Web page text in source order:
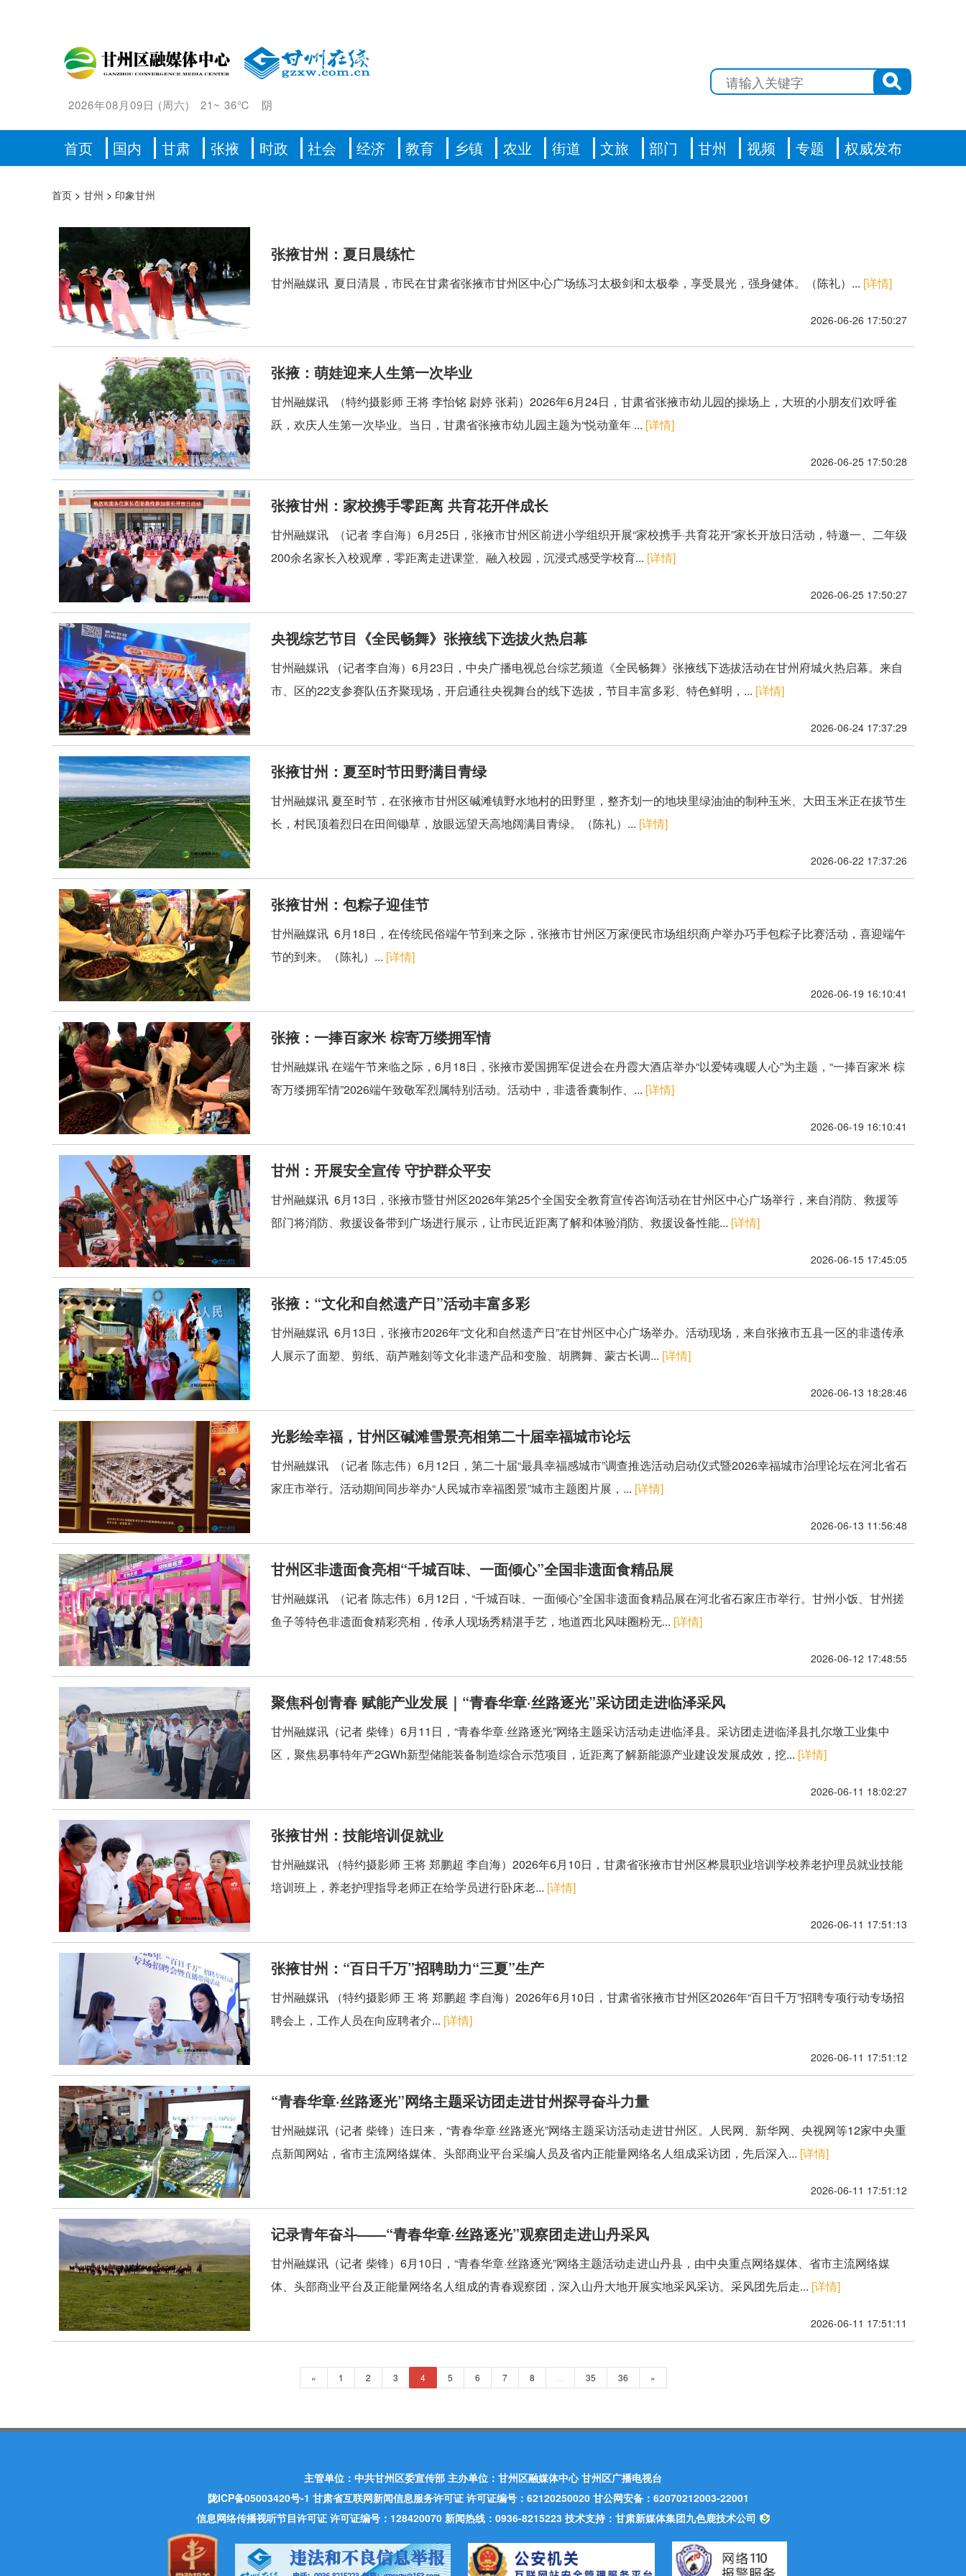
2026年08月09日 (周六) 21~ 36℃ 阴
首页 国内 甘肃 张掖 时政 社会 经济 教育 乡镇 农业 街道 文旅 部门 甘州 视频 专题 权威发布
首页 > 甘州 > 印象甘州
张掖甘州：夏日晨练忙
甘州融媒讯 夏日清晨，市民在甘肃省张掖市甘州区中心广场练习太极剑和太极拳，享受晨光，强身健体。（陈礼）... [详情]
2026-06-26 17:50:27
张掖：萌娃迎来人生第一次毕业
甘州融媒讯 （特约摄影师 王将 李怡铭 尉婷 张莉）2026年6月24日，甘肃省张掖市幼儿园的操场上，大班的小朋友们欢呼雀
跃，欢庆人生第一次毕业。当日，甘肃省张掖市幼儿园主题为“悦动童年 ... [详情]
2026-06-25 17:50:28
张掖甘州：家校携手零距离 共育花开伴成长
甘州融媒讯 （记者 李自海）6月25日，张掖市甘州区前进小学组织开展“家校携手·共育花开”家长开放日活动，特邀一、二年级
200余名家长入校观摩，零距离走进课堂、融入校园，沉浸式感受学校育... [详情]
2026-06-25 17:50:27
央视综艺节目《全民畅舞》张掖线下选拔火热启幕
甘州融媒讯 （记者李自海）6月23日，中央广播电视总台综艺频道《全民畅舞》张掖线下选拔活动在甘州府城火热启幕。来自
市、区的22支参赛队伍齐聚现场，开启通往央视舞台的线下选拔，节目丰富多彩、特色鲜明，... [详情]
2026-06-24 17:37:29
张掖甘州：夏至时节田野满目青绿
甘州融媒讯 夏至时节，在张掖市甘州区碱滩镇野水地村的田野里，整齐划一的地块里绿油油的制种玉米、大田玉米正在拔节生
长，村民顶着烈日在田间锄草，放眼远望天高地阔满目青绿。（陈礼）... [详情]
2026-06-22 17:37:26
​张掖甘州：包粽子迎佳节
甘州融媒讯 6月18日，在传统民俗端午节到来之际，张掖市甘州区万家便民市场组织商户举办巧手包粽子比赛活动，喜迎端午
节的到来。（陈礼）... [详情]
2026-06-19 16:10:41
张掖：一捧百家米 棕寄万缕拥军情
甘州融媒讯 在端午节来临之际，6月18日，张掖市爱国拥军促进会在丹霞大酒店举办“以爱铸魂暖人心”为主题，“一捧百家米 棕
寄万缕拥军情”2026端午致敬军烈属特别活动。活动中，非遗香囊制作、... [详情]
2026-06-19 16:10:41
甘州：开展安全宣传 守护群众平安
甘州融媒讯 6月13日，张掖市暨甘州区2026年第25个全国安全教育宣传咨询活动在甘州区中心广场举行，来自消防、救援等
部门将消防、救援设备带到广场进行展示，让市民近距离了解和体验消防、救援设备性能... [详情]
2026-06-15 17:45:05
张掖：“文化和自然遗产日”活动丰富多彩
甘州融媒讯 6月13日，张掖市2026年“文化和自然遗产日”在甘州区中心广场举办。活动现场，来自张掖市五县一区的非遗传承
人展示了面塑、剪纸、葫芦雕刻等文化非遗产品和变脸、胡腾舞、蒙古长调... [详情]
2026-06-13 18:28:46
光影绘幸福，甘州区碱滩雪景亮相第二十届幸福城市论坛
甘州融媒讯 （记者 陈志伟）6月12日，第二十届“最具幸福感城市”调查推选活动启动仪式暨2026幸福城市治理论坛在河北省石
家庄市举行。活动期间同步举办“人民城市幸福图景”城市主题图片展，... [详情]
2026-06-13 11:56:48
甘州区非遗面食亮相“千城百味、一面倾心”全国非遗面食精品展
甘州融媒讯 （记者 陈志伟）6月12日，“千城百味、一面倾心”全国非遗面食精品展在河北省石家庄市举行。甘州小饭、甘州搓
鱼子等特色非遗面食精彩亮相，传承人现场秀精湛手艺，地道西北风味圈粉无... [详情]
2026-06-12 17:48:55
聚焦科创青春 赋能产业发展｜“青春华章·丝路逐光”采访团走进临泽采风
甘州融媒讯（记者 柴锋）6月11日，“青春华章·丝路逐光”网络主题采访活动走进临泽县。采访团走进临泽县扎尔墩工业集中
区，聚焦易事特年产2GWh新型储能装备制造综合示范项目，近距离了解新能源产业建设发展成效，挖... [详情]
2026-06-11 18:02:27
张掖甘州：技能培训促就业
甘州融媒讯 （特约摄影师 王将 郑鹏超 李自海）2026年6月10日，甘肃省张掖市甘州区桦晨职业培训学校养老护理员就业技能
培训班上，养老护理指导老师正在给学员进行卧床老... [详情]
2026-06-11 17:51:13
张掖甘州：“百日千万”招聘助力“三夏”生产
甘州融媒讯 （特约摄影师 王 将 郑鹏超 李自海）2026年6月10日，甘肃省张掖市甘州区2026年“百日千万”招聘专项行动专场招
聘会上，工作人员在向应聘者介... [详情]
2026-06-11 17:51:12
“青春华章·丝路逐光”网络主题采访团走进甘州探寻奋斗力量
甘州融媒讯（记者 柴锋）连日来，“青春华章·丝路逐光”网络主题采访活动走进甘州区。人民网、新华网、央视网等12家中央重
点新闻网站，省市主流网络媒体、头部商业平台采编人员及省内正能量网络名人组成采访团，先后深入... [详情]
2026-06-11 17:51:12
记录青年奋斗——“青春华章·丝路逐光”观察团走进山丹采风
甘州融媒讯（记者 柴锋）6月10日，“青春华章·丝路逐光”网络主题活动走进山丹县，由中央重点网络媒体、省市主流网络媒
体、头部商业平台及正能量网络名人组成的青春观察团，深入山丹大地开展实地采风采访。采风团先后走... [详情]
2026-06-11 17:51:11
« 1 2 3 4 5 6 7 8 35 36 »
主管单位：中共甘州区委宣传部 主办单位：甘州区融媒体中心 甘州区广播电视台
陇ICP备05003420号-1 甘肃省互联网新闻信息服务许可证 许可证编号：62120250020 甘公网安备：62070212003-22001
信息网络传播视听节目许可证 许可证编号：128420070 新闻热线：0936-8215223 技术支持：甘肃新媒体集团九色鹿技术公司